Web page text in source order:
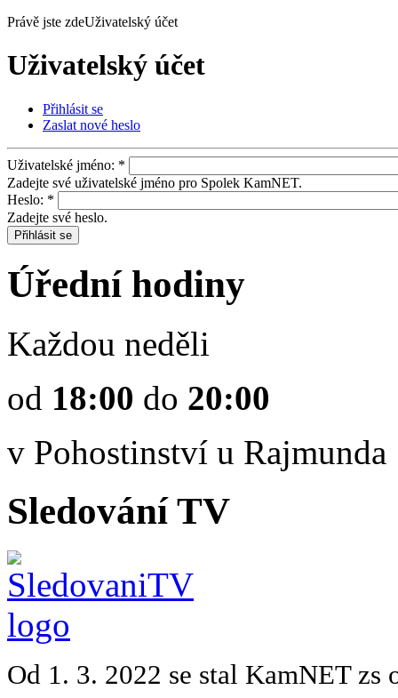
Právě jste zdeUživatelský účet
Uživatelský účet
Přihlásit se
Zaslat nové heslo
Uživatelské jméno: *
Zadejte své uživatelské jméno pro Spolek KamNET.
Heslo: *
Zadejte své heslo.
Úřední hodiny
Každou neděli
od 18:00 do 20:00
v Pohostinství u Rajmunda
Sledování TV
Od 1. 3. 2022 se stal KamNET